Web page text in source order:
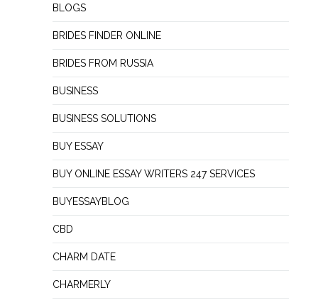
BLOGS
BRIDES FINDER ONLINE
BRIDES FROM RUSSIA
BUSINESS
BUSINESS SOLUTIONS
BUY ESSAY
BUY ONLINE ESSAY WRITERS 247 SERVICES
BUYESSAYBLOG
CBD
CHARM DATE
CHARMERLY